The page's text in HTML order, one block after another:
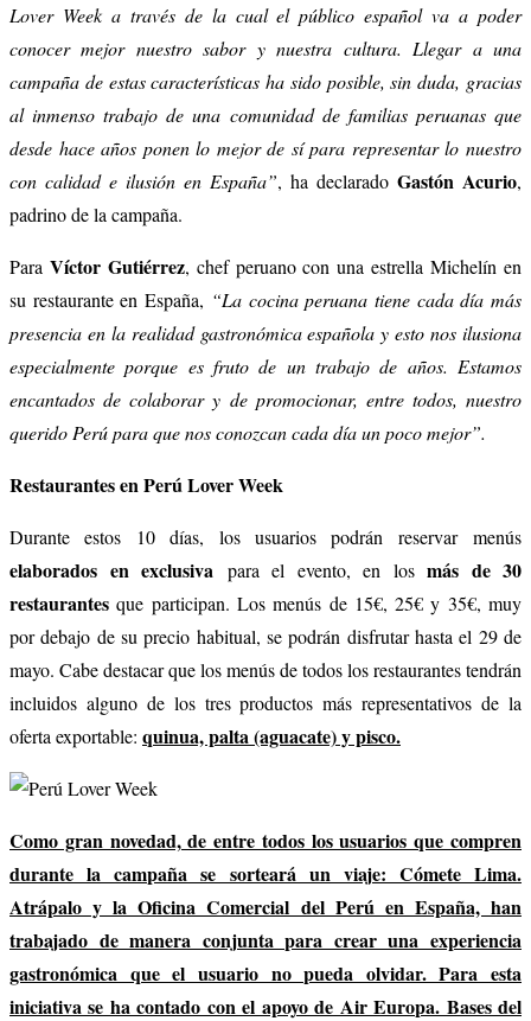
Lover Week a través de la cual el público español va a poder
conocer mejor nuestro sabor y nuestra cultura. Llegar a una
campaña de estas características ha sido posible, sin duda, gracias
al inmenso trabajo de una comunidad de familias peruanas que
desde hace años ponen lo mejor de sí para representar lo nuestro
con calidad e ilusión en España”, ha declarado Gastón Acurio,
padrino de la campaña.
Para Víctor Gutiérrez, chef peruano con una estrella Michelín en
su restaurante en España, “La cocina peruana tiene cada día más
presencia en la realidad gastronómica española y esto nos ilusiona
especialmente porque es fruto de un trabajo de años. Estamos
encantados de colaborar y de promocionar, entre todos, nuestro
querido Perú para que nos conozcan cada día un poco mejor”.
Restaurantes en Perú Lover Week
Durante estos 10 días, los usuarios podrán reservar menús
elaborados en exclusiva para el evento, en los más de 30
restaurantes que participan. Los menús de 15€, 25€ y 35€, muy
por debajo de su precio habitual, se podrán disfrutar hasta el 29 de
mayo. Cabe destacar que los menús de todos los restaurantes tendrán
incluidos alguno de los tres productos más representativos de la
oferta exportable: quinua, palta (aguacate) y pisco.
Como gran novedad, de entre todos los usuarios que compren
durante la campaña se sorteará un viaje: Cómete Lima.
Atrápalo y la Oficina Comercial del Perú en España, han
trabajado de manera conjunta para crear una experiencia
gastronómica que el usuario no pueda olvidar. Para esta
iniciativa se ha contado con el apoyo de Air Europa. Bases del